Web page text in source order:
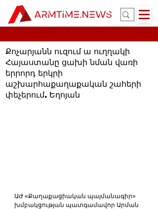
Քոչարյանն ուզում ա ուղղակի
Հայաստանը ցախի նման վառի
երրորդ երկրի
աշխարհաքաղաքական շահերի
փեչերում. Եղոյան
ԱԺ «Քաղաքացիական պայմանագիր»
խմբակցության պատգամավոր Արման